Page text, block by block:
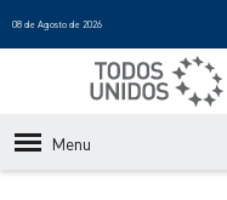
08 de Agosto de 2026
Menu